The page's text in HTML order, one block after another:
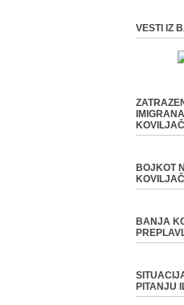
VESTI IZ
BOJKOT
KOVILJAČI
BANJA
PITANJU